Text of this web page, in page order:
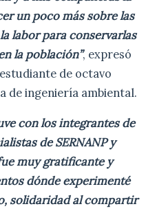
un poco más sobre las
labor para conservarlas
la población”, expresó
de octavo
de ingeniería ambiental.
con los integrantes de
de SERNANP y
muy gratificante y
dónde experimenté
solidaridad al compartir